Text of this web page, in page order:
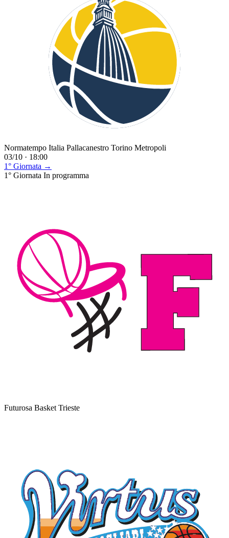
Normatempo Italia Pallacanestro Torino Metropoli
03/10 · 18:00
1° Giornata →
1° Giornata In programma
Futurosa Basket Trieste